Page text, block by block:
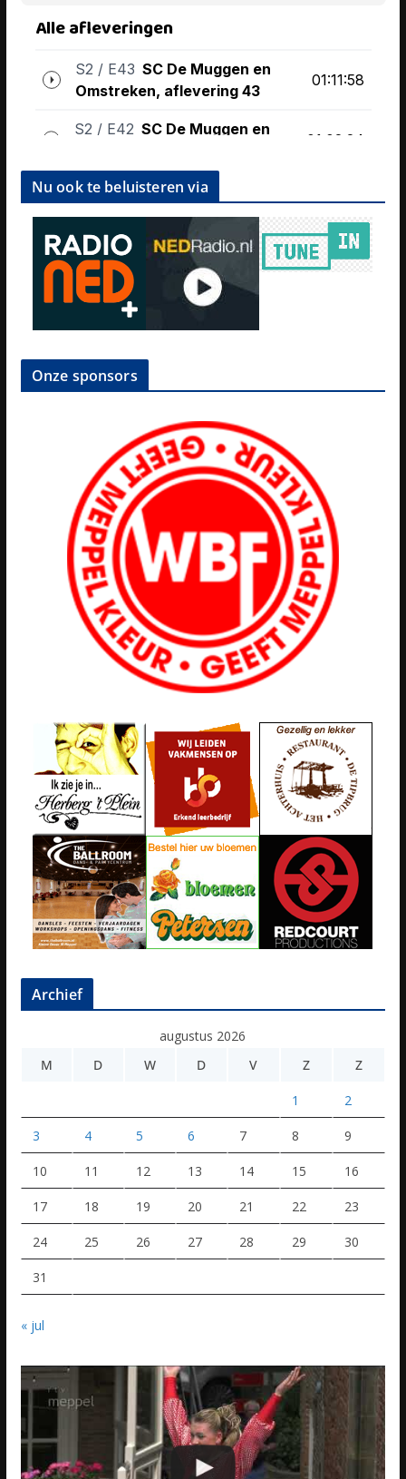
Nu ook te beluisteren via
Onze sponsors
Archief
augustus 2026
M
D W D V Z Z
1 2
3 4 5 6 7 8 9
10 11 12 13 14 15 16
17 18 19 20 21 22 23
24 25 26 27 28 29 30
31
« jul